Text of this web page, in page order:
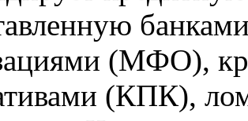
(МФО),
(КПК),